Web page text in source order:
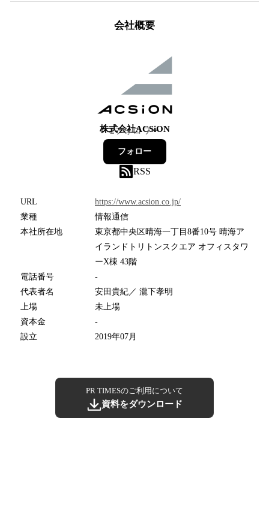
会社概要
株式会社ACSiON
2フォロワー
フォロー
RSS
URL
https://www.acsion.co.jp/
業種
情報通信
本社所在地
東京都中央区晴海一丁目8番10号 晴海ア
イランドトリトンスクエア オフィスタワ
ーX棟 43階
電話番号
-
代表者名
安田貴紀／ 瀧下孝明
上場
未上場
資本金
-
設立
2019年07月
PR TIMESのご利用について
資料をダウンロード